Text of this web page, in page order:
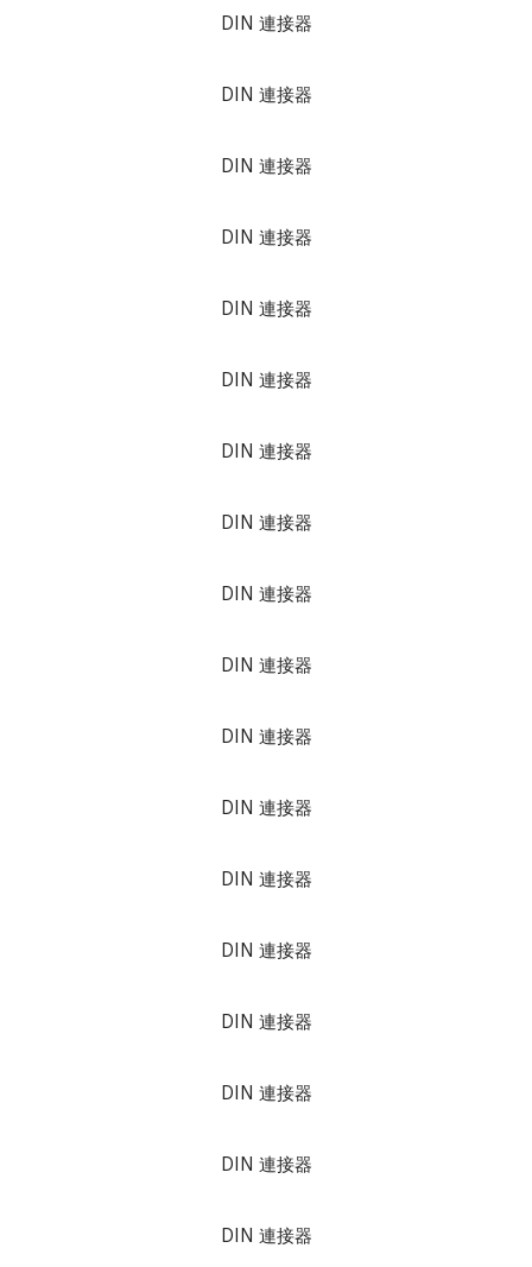
DIN 連接器
DIN 連接器
DIN 連接器
DIN 連接器
DIN 連接器
DIN 連接器
DIN 連接器
DIN 連接器
DIN 連接器
DIN 連接器
DIN 連接器
DIN 連接器
DIN 連接器
DIN 連接器
DIN 連接器
DIN 連接器
DIN 連接器
DIN 連接器